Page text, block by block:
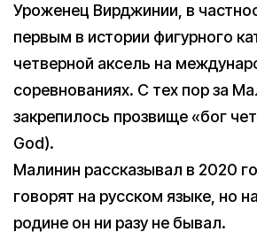
Уроженец Вирджинии, в
первым в истории фигурного
четверной аксель на
соревнованиях. С тех пор за
закрепилось прозвище «бог
God).
Малинин рассказывал в 2020
говорят на русском языке, но
родине он ни разу не бывал.